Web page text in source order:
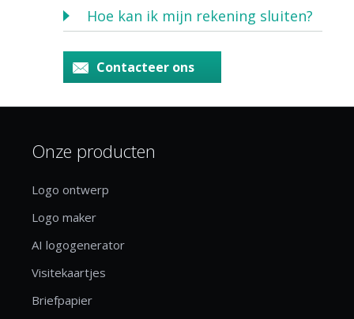
Hoe kan ik mijn rekening sluiten?
Contacteer ons
Onze producten
Logo ontwerp
Logo maker
AI logogenerator
Visitekaartjes
Briefpapier